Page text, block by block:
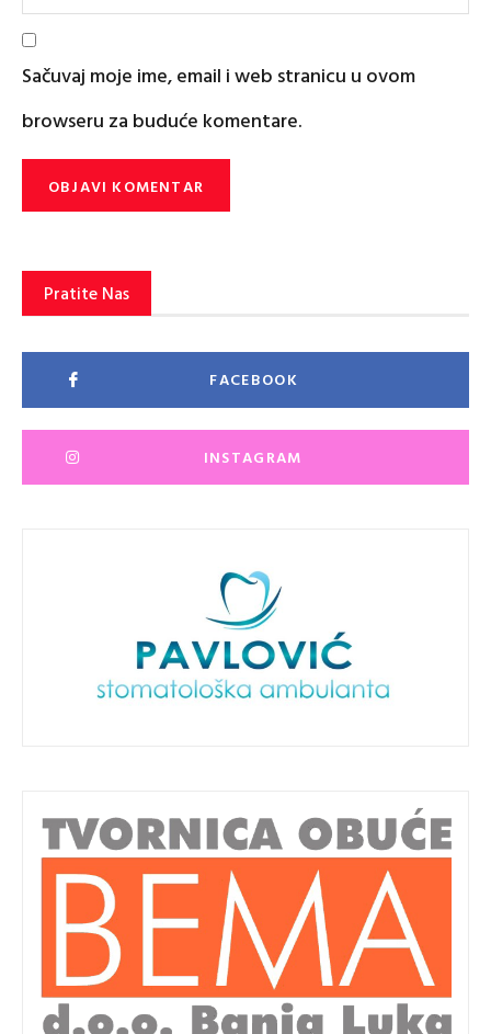
Sačuvaj moje ime, email i web stranicu u ovom
browseru za buduće komentare.
Pratite Nas
FACEBOOK
INSTAGRAM